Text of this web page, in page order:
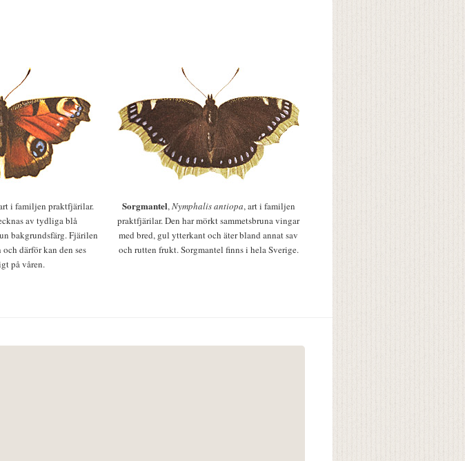
i familjen praktfjärilar.
av tydliga blå
bakgrundsfärg. Fjärilen
därför kan den ses
på våren.
Sorgmantel,Nymphalis antiopa, art i familjen
praktfjärilar. Den har mörkt sammetsbruna vingar
med bred, gul ytterkant och äter bland annat sav
och rutten frukt. Sorgmantel finns i hela Sverige.